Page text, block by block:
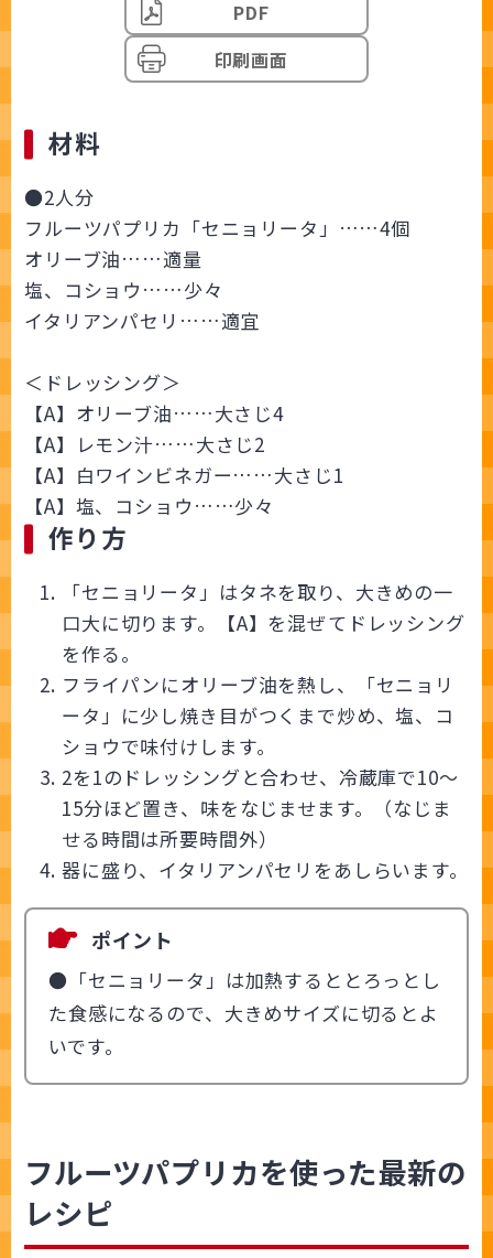
PDF
印刷画面
材料
●2人分
フルーツパプリカ「セニョリータ」……4個
オリーブ油……適量
塩、コショウ……少々
イタリアンパセリ……適宜
＜ドレッシング＞
【A】オリーブ油……大さじ4
【A】レモン汁……大さじ2
【A】白ワインビネガー……大さじ1
【A】塩、コショウ……少々
作り方
「セニョリータ」はタネを取り、大きめの一
口大に切ります。【A】を混ぜてドレッシング
を作る。
フライパンにオリーブ油を熱し、「セニョリ
ータ」に少し焼き目がつくまで炒め、塩、コ
ショウで味付けします。
2を1のドレッシングと合わせ、冷蔵庫で10～
15分ほど置き、味をなじませます。（なじま
せる時間は所要時間外）
器に盛り、イタリアンパセリをあしらいます。
ポイント
●「セニョリータ」は加熱するととろっとし
た食感になるので、大きめサイズに切るとよ
いです。
フルーツパプリカを使った最新の
レシピ